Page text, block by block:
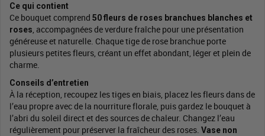
Ce qui contient
Ce bouquet comprend 50 fleurs de roses branchues blanches et
roses , accompagnées de verdure fraîche pour une présentation
généreuse et naturelle. Chaque tige de rose branchue porte
plusieurs petites fleurs, créant un effet abondant, léger et plein de
charme.
Conseils d’entretien
À la réception, recoupez les tiges en biais, placez les fleurs dans de
l’eau propre avec de la nourriture florale, puis gardez le bouquet à
l’abri du soleil direct et des sources de chaleur. Changez l’eau
régulièrement pour préserver la fraîcheur des roses. Vase non